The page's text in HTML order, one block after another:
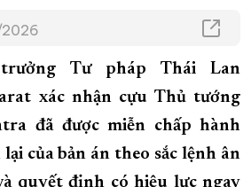
HƯƠNG
CHÍNH
MỚI LỊCH CẮT ĐIỆN
VÀ PHÁT TRIỂN TỈNH KHÁNH HÒA
Tư pháp Thái Lan
xác nhận cựu Thủ tướng
đã được miễn chấp hành
của bản án theo sắc lệnh ân
quyết định có hiệu lực ngay